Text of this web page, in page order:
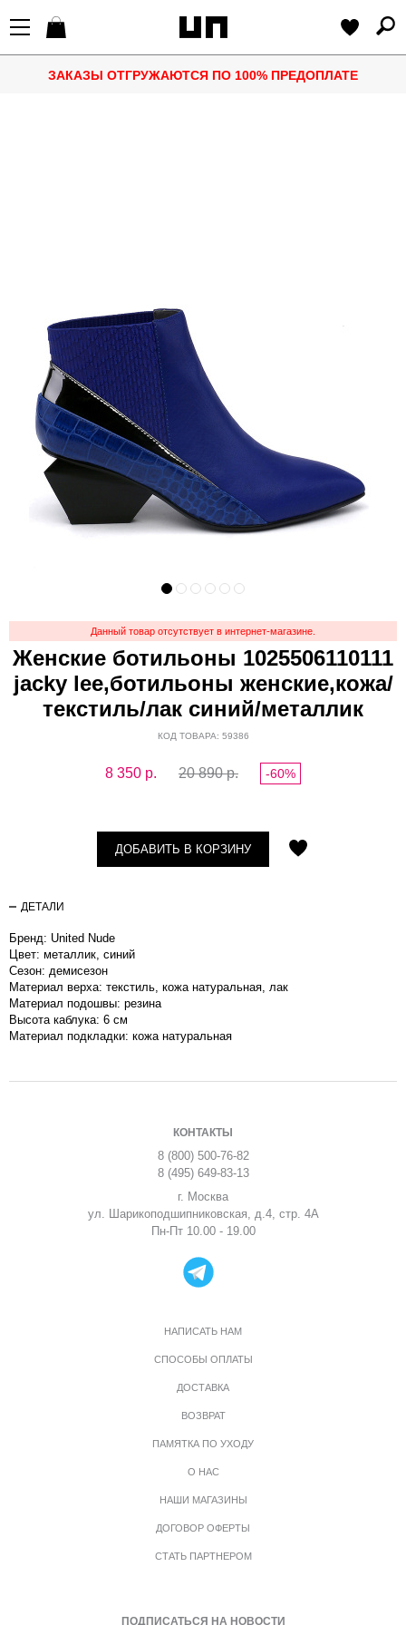
ЗАКАЗЫ ОТГРУЖАЮТСЯ ПО 100% ПРЕДОПЛАТЕ
Данный товар отсутствует в интернет-магазине.
Женские ботильоны 1025506110111
jacky lee,ботильоны женские,кожа/
текстиль/лак синий/металлик
КОД ТОВАРА: 59386
8 350 р. 20 890 р. -60%
ДОБАВИТЬ В КОРЗИНУ
ДЕТАЛИ
Бренд: United Nude
Цвет: металлик, синий
Сезон: демисезон
Материал верха: текстиль, кожа натуральная, лак
Материал подошвы: резина
Высота каблука: 6 см
Материал подкладки: кожа натуральная
КОНТАКТЫ
8 (800) 500-76-82
8 (495) 649-83-13
г. Москва
ул. Шарикоподшипниковская, д.4, стр. 4А
Пн-Пт 10.00 - 19.00
НАПИСАТЬ НАМ
СПОСОБЫ ОПЛАТЫ
ДОСТАВКА
ВОЗВРАТ
ПАМЯТКА ПО УХОДУ
О НАС
НАШИ МАГАЗИНЫ
ДОГОВОР ОФЕРТЫ
СТАТЬ ПАРТНЕРОМ
ПОДПИСАТЬСЯ НА НОВОСТИ